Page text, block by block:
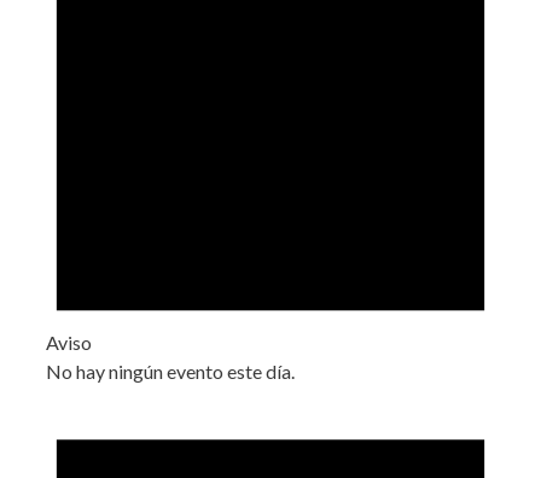
Aviso
No hay ningún evento este día.